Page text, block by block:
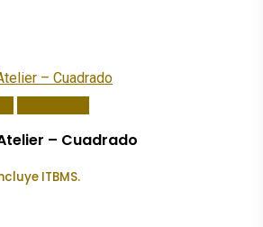
– Cuadrado
ITBMS.